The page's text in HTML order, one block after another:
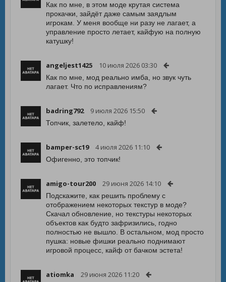
Как по мне, в этом моде крутая система
прокачки, зайдёт даже самым заядлым
игрокам. У меня вообще ни разу не лагает, а
управление просто летает, кайфую на полную
катушку!
angeljest1425 10 июля 2026 03:30
Как по мне, мод реально имба, но звук чуть
лагает. Что по исправлениям?
badring792 9 июля 2026 15:50
Топчик, залетело, кайф!
bamper-sc19 4 июля 2026 11:10
Офигенно, это топчик!
amigo-tour200 29 июня 2026 14:10
Подскажите, как решить проблему с
отображением некоторых текстур в моде?
Скачал обновление, но текстуры некоторых
объектов как будто зафризились, годно
полностью не вышло. В остальном, мод просто
пушка: новые фишки реально поднимают
игровой процесс, кайф от бачком эстета!
atiomka 29 июня 2026 11:20